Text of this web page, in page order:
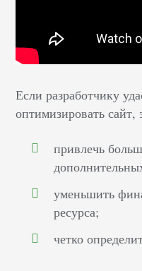
Если разработчику
оптимизировать сайт,
привлечь
уменьшить
ресурса;
четко